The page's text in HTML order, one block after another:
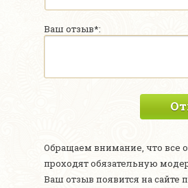
Ваш отзыв*:
Обращаем внимание, что все
проходят обязательную
Ваш отзыв появится на сайте